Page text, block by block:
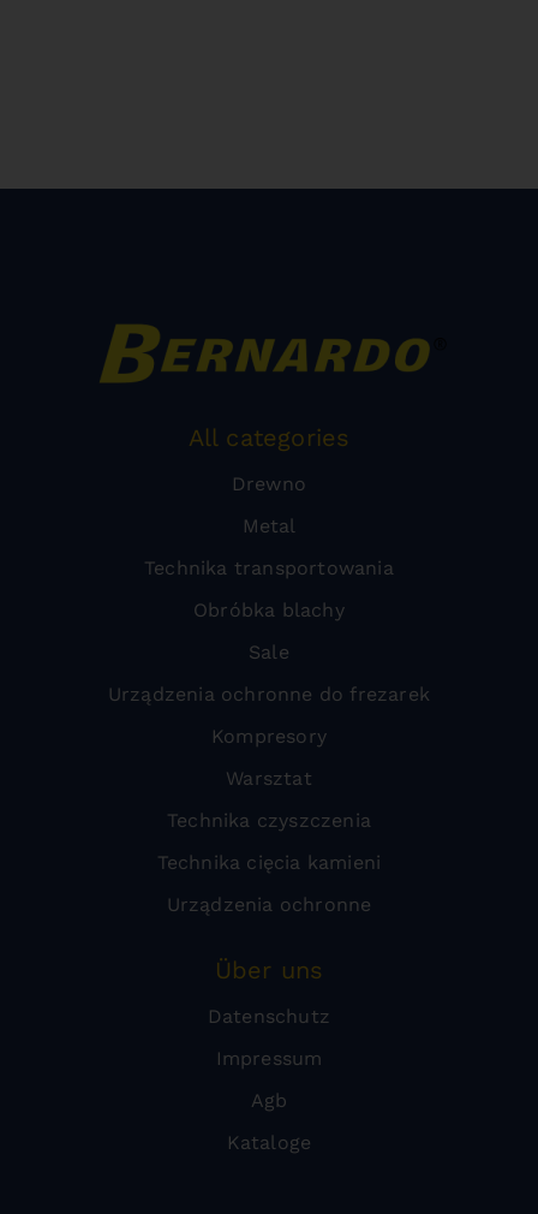
All categories
Drewno
Metal
Technika transportowania
Obróbka blachy
Sale
Urządzenia ochronne do frezarek
Kompresory
Warsztat
Technika czyszczenia
Technika cięcia kamieni
Urządzenia ochronne
Über uns
Datenschutz
Impressum
Agb
Kataloge